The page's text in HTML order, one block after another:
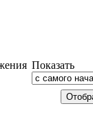
Показать